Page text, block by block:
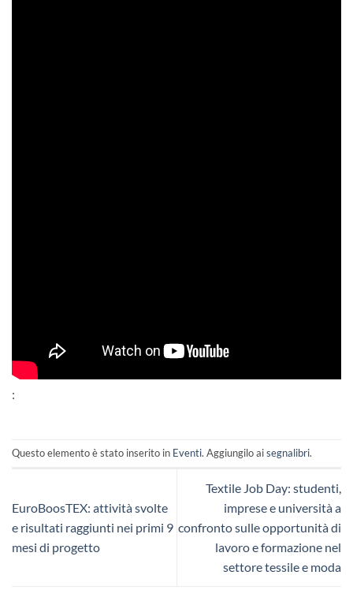
:
Questo elemento è stato inserito in Eventi. Aggiungilo aisegnalibri.
EuroBoosTEX: attività svolte
e risultati raggiunti nei primi 9
mesi di progetto
Textile Job Day: studenti,
imprese e università a
confronto sulle opportunità di
lavoro e formazione nel
settore tessile e moda